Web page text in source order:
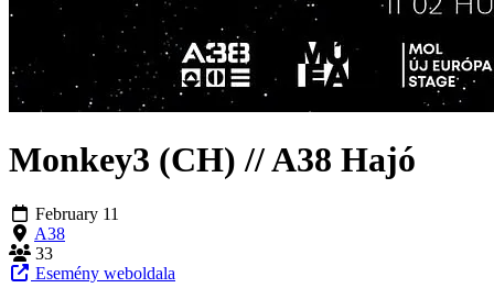
Monkey3 (CH) // A38 Hajó
February 11
A38
33
Esemény weboldala